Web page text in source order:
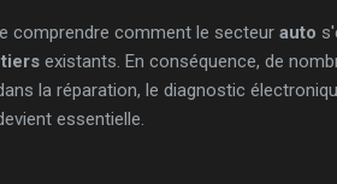
comprendre comment le secteur auto
existants. En conséquence, de
la réparation, le diagnostic
essentielle.